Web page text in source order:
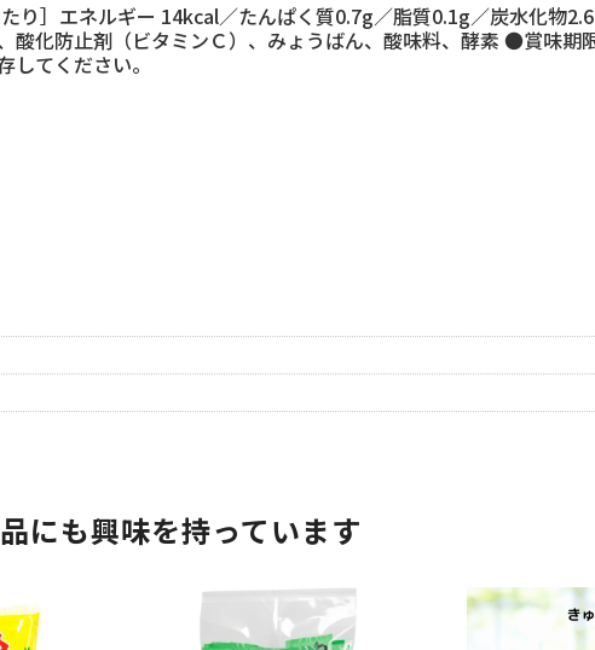
］エネルギー 14kcal／たんぱく質0.7g／脂質0.1g／炭水化物
酸化防止剤（ビタミンＣ）、みょうばん、酸味料、酵素 ●賞味期
てください。
にも興味を持っています